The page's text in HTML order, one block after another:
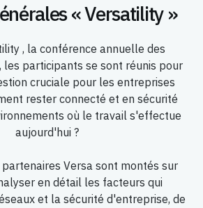
« Versatility »
, la conférence annuelle des
les participants se sont réunis pour
cruciale pour les entreprises
rester connecté et en sécurité
où le travail s'effectue
aujourd'hui ?
Versa sont montés sur
en détail les facteurs qui
et la sécurité d'entreprise, de